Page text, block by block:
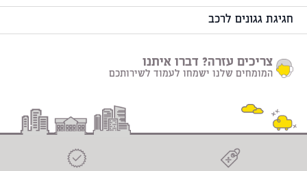
חגיגת גגונים לרכב
צריכים עזרה? דברו איתנו
המומחים שלנו ישמחו לעמוד לשירותכם